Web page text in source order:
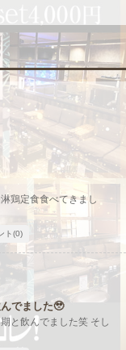
鶏定食食べてきまし
ト(0)
でました🥹
と飲んでました笑 そし